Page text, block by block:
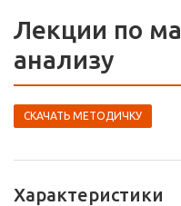
Лекции по
анализу
СКАЧАТЬ МЕТОДИЧКУ
Характеристики